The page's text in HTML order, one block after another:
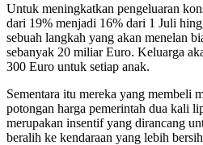
Untuk meningkatkan pengeluaran
dari 19% menjadi 16% dari 1 Juli
sebuah langkah yang akan menelan
sebanyak 20 miliar Euro. Keluarga
300 Euro untuk setiap anak.
Sementara itu mereka yang membeli
potongan harga pemerintah dua kali
merupakan insentif yang dirancang
beralih ke kendaraan yang lebih